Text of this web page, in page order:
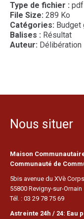
Type de fichier : pdf
File Size: 289 Ko
Catégories: Budget
Balises : Résultat
Auteur: Délibération
Nous situer
Maison
Communauté de
5bis avenue du XVè Corps
55800 Revigny-sur-Ornain
Tél. : 03 29 78 75 69
Astreinte 24h / 24: Eau